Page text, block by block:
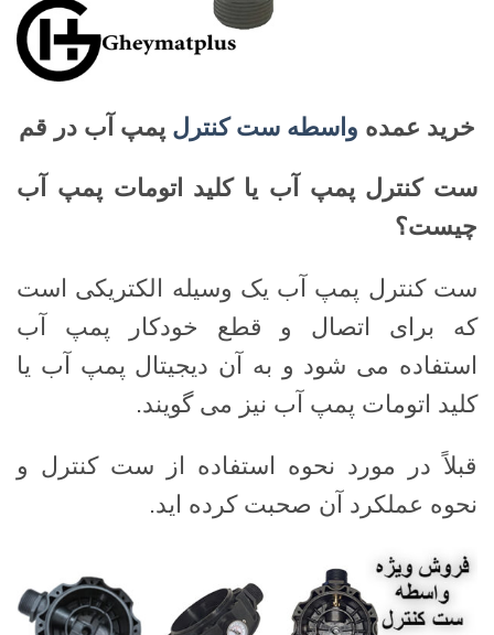
خرید عمده واسطه ست کنترل پمپ آب در قم
ست کنترل پمپ آب یا کلید اتومات پمپ آب
چیست؟
ست کنترل پمپ آب یک وسیله الکتریکی است
که برای اتصال و قطع خودکار پمپ آب
استفاده می شود و به آن دیجیتال پمپ آب یا
کلید اتومات پمپ آب نیز می گویند.
قبلاً در مورد نحوه استفاده از ست کنترل و
نحوه عملکرد آن صحبت کرده اید.